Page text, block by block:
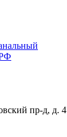
пр-д,